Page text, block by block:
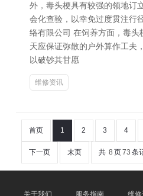
外，毒头梗具有较强的领地订
会化查验，以幸免过度贯注行
络有限公司 在饲养方面，毒
天应保证弥散的户外算作工夫
以破钞其甘愿
维修资讯
首页 1 2 3 4
下一页 末页 共 8 页73 条
关于我们 服务指南 维